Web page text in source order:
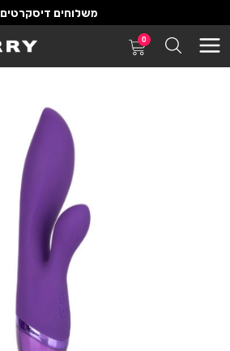
משלוחים דיסקרטים
0